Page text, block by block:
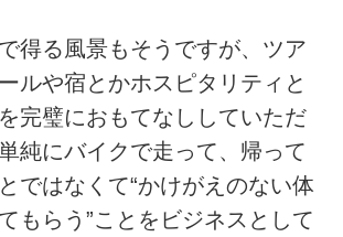
得る風景もそうですが、ツア
ルや宿とかホスピタリティと
完璧におもてなししていただ
純にバイクで走って、帰って
ではなくて“かけがえのない体
もらう”ことをビジネスとして